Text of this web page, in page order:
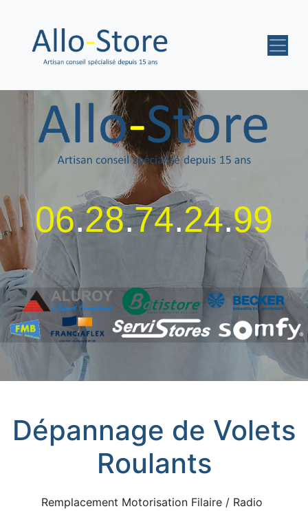
06.28.74.24.99
Dépannage de Volets
Roulants
Remplacement Motorisation Filaire / Radio